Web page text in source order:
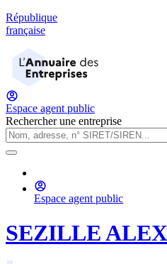
République
française
Espace agent public
Rechercher une entreprise
Espace agent public
SEZILLE